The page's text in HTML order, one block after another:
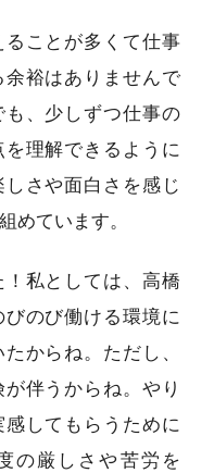
ことが多くて仕事
裕はありませんで
、少しずつ仕事の
理解できるように
さや面白さを感じ
めています。
私としては、高橋
のび働ける環境に
からね。ただし、
伴うからね。やり
してもらうために
の厳しさや苦労を